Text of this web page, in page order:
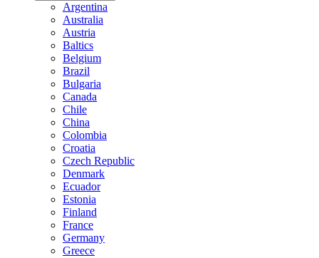
Argentina
Australia
Austria
Baltics
Belgium
Brazil
Bulgaria
Canada
Chile
China
Colombia
Croatia
Czech Republic
Denmark
Ecuador
Estonia
Finland
France
Germany
Greece